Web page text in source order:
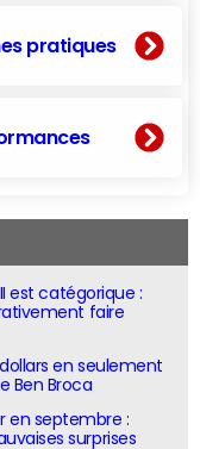
pratiques
est catégorique :
faire
en seulement
Ben Broca
en septembre :
surprises